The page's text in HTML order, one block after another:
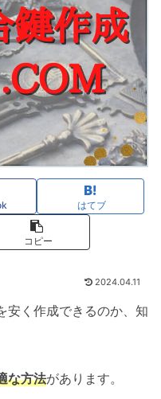
はてブ
コピー
2024.04.11
安く作成できるのか、知
な方法があります。